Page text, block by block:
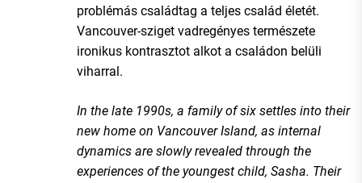
problémás családtag a teljes család életét.
Vancouver-sziget vadregényes természete
ironikus kontrasztot alkot a családon belüli
viharral.
In the late 1990s, a family of six settles into their
new home on Vancouver Island, as internal
dynamics are slowly revealed through the
experiences of the youngest child, Sasha. Their